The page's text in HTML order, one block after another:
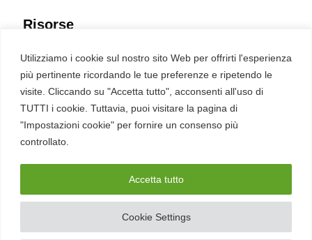
Utilizziamo i cookie sul nostro sito Web per offrirti l'esperienza
più pertinente ricordando le tue preferenze e ripetendo le
visite. Cliccando su "Accetta tutto", acconsenti all'uso di
TUTTI i cookie. Tuttavia, puoi visitare la pagina di
"Impostazioni cookie" per fornire un consenso più
controllato.
Cookie Settings
Accetta tutto
Risorse
Eventi
Fumetto Cyber
Newsletter
Servizi
Pubblicità
English
Ultime CVE critiche
2026 – REDHOTCYBER Srl. Tutti i diritti riservati